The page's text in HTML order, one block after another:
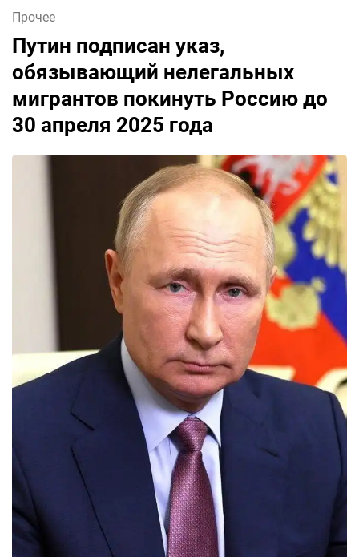
Прочее
Путин подписан указ,
обязывающий нелегальных
мигрантов покинуть Россию до
30 апреля 2025 года